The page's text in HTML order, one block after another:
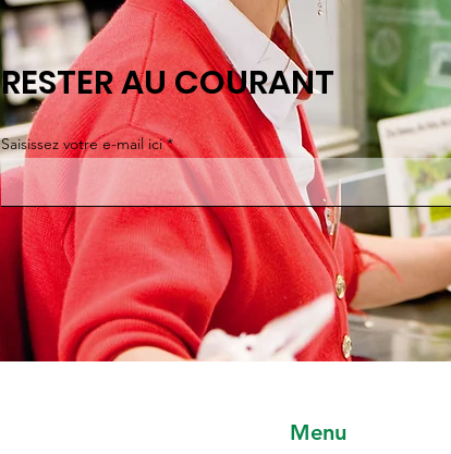
RESTER AU COURANT
Saisissez votre e-mail ici
Menu